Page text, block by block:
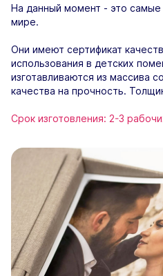
На данный момент - это самые
мире.
Они имеют сертификат
использования в детских
изготавливаются из массива
качества на прочность.
Срок изготовления: 2-3